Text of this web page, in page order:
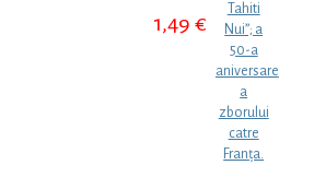
1,49€
Tahiti
Nui”; a
50-a
aniversare
a
zborului
catre
Franța.